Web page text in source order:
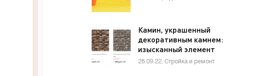
Камин, украшенный
декоративным камнем:
изысканный элемент
современного дома
28.09.22, Стройка и ремонт